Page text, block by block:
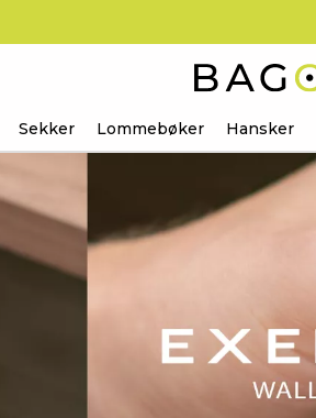
Sekker Lommebøker Hansker